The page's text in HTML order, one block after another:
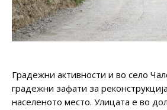
Градежни активности и во село
градежни зафати за
населеното место. Улицата е во